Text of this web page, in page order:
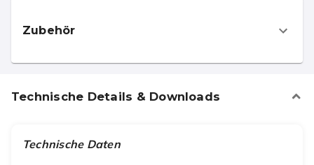
Zubehör
Technische Details & Downloads
Technische Daten